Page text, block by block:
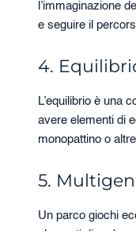
l’immaginazione
e seguire il
4.
L’equilibrio è una
avere elementi di
monopattino o
5.
Un parco giochi